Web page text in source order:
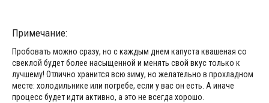
Примечание:
Пробовать можно сразу, но с каждым днем капуста квашеная со
свеклой будет более насыщенной и менять свой вкус только к
лучшему! Отлично хранится всю зиму, но желательно в прохладном
месте: холодильнике или погребе, если у вас он есть. А иначе
процесс будет идти активно, а это не всегда хорошо.